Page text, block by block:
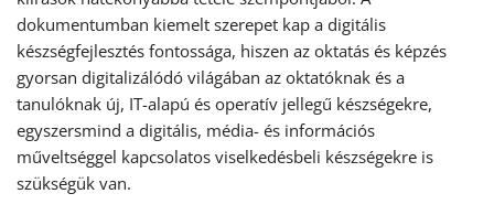
dokumentumban kiemelt szerepet kap a digitális
készségfejlesztés fontossága, hiszen az oktatás és képzés
gyorsan digitalizálódó világában az oktatóknak és a
tanulóknak új, IT-alapú és operatív jellegű készségekre,
egyszersmind a digitális, média- és információs
műveltséggel kapcsolatos viselkedésbeli készségekre is
szükségük van.